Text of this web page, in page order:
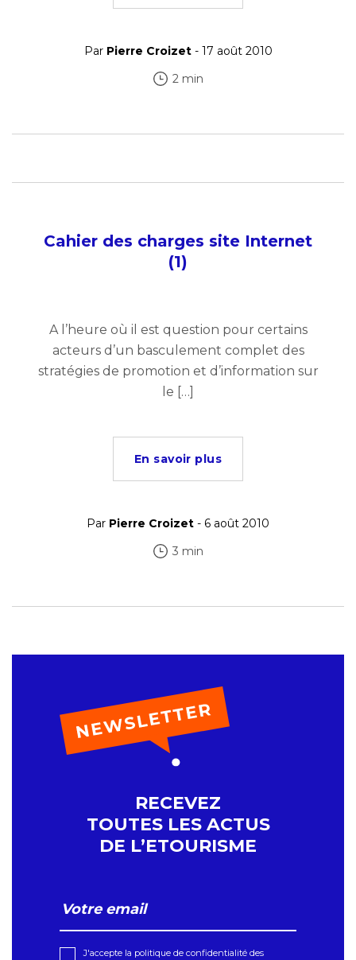
Par Pierre Croizet- 17 août 2010
2 min
Cahier des charges site Internet
(1)
A l’heure où il est question pour certains
acteurs d’un basculement complet des
stratégies de promotion et d’information sur
le […]
En savoir plus
Par Pierre Croizet - 6 août 2010
3 min
RECEVEZ
TOUTES LES ACTUS
DE L’ETOURISME
J'accepte la politique de confidentialité des